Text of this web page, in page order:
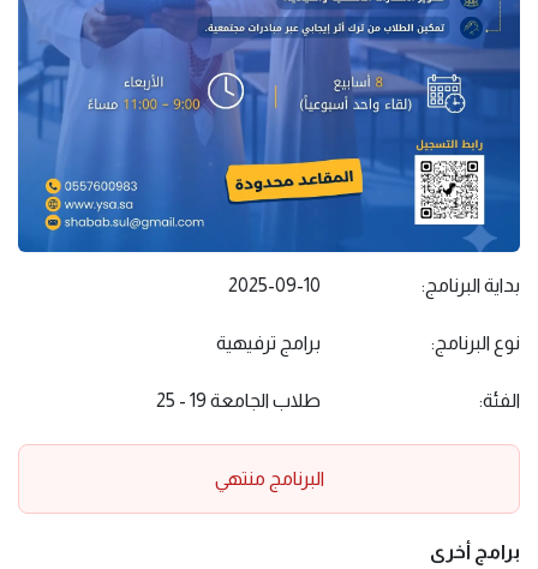
بداية البرنامج: 2025-09-10
نوع البرنامج: برامج ترفيهية
الفئة: طلاب الجامعة 19 - 25
البرنامج منتهي
برامج أخرى